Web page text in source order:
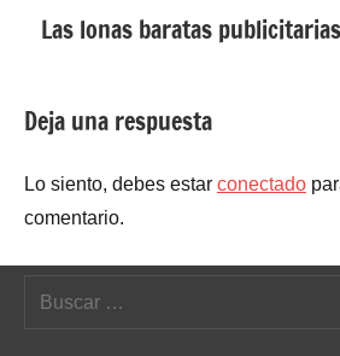
Las lonas baratas
Deja una respuesta
Lo siento, debes estar conectado
comentario.